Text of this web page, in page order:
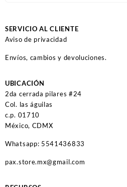
SERVICIO AL CLIENTE
Aviso de privacidad
Envíos, cambios y devoluciones.
UBICACIÓN
2da cerrada pilares #24
Col. las águilas
c.p. 01710
México, CDMX
Whatsapp: 5541436833
pax.store.mx@gmail.com